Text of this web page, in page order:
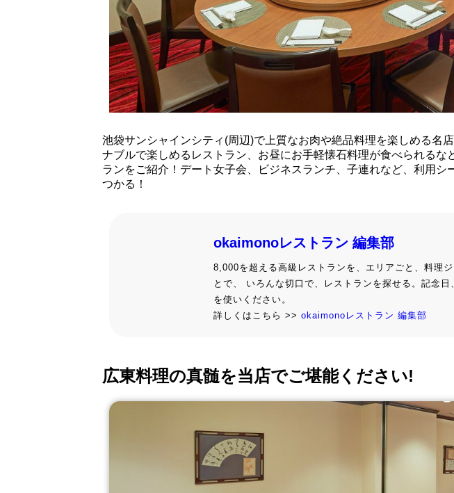
池袋サンシャインシティ(周辺)で上質なお肉や絶品料理を楽しめる名
ナブルで楽しめるレストラン、お昼にお手軽懐石料理が食べられるな
ランをご紹介！デート女子会、ビジネスランチ、子連れなど、利用
つかる！
okaimonoレストラン 編集部
8,000を超える高級レストランを、エリアごと、料理
とで、 いろんな切口で、レストランを探せる。記念
を使いください。
詳しくはこちら >> okaimonoレストラン 編集部
広東料理の真髄を当店でご堪能ください!